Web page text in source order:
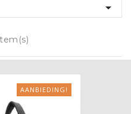

AANBIEDING!